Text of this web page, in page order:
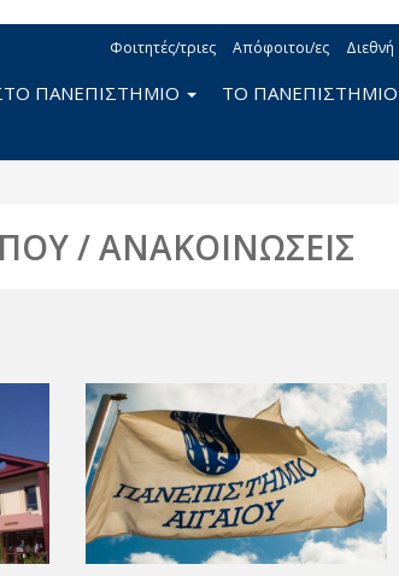
Φοιτητές/τριες Απόφοιτοι/ες Διεθνή
ΠΑΝΕΠΙΣΤΗΜΙΟ ΤΟ ΠΑΝΕΠΙΣΤΗΜΙΟ
/ ΑΝΑΚΟΙΝΩΣΕΙΣ